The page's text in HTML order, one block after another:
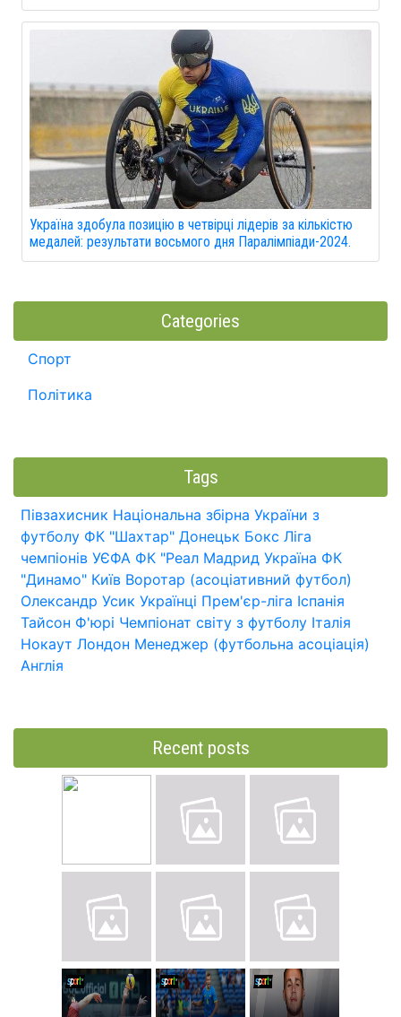
Україна здобула позицію в четвірці лідерів за кількістю
медалей: результати восьмого дня Паралімпіади-2024.
Categories
Спорт
Політика
Tags
Півзахисник Національна збірна України з
футболу ФК "Шахтар" Донецьк Бокс Ліга
чемпіонів УЄФА ФК "Реал Мадрид Україна ФК
"Динамо" Київ Воротар (асоціативний футбол)
Олександр Усик Українці Прем'єр-ліга Іспанія
Тайсон Ф'юрі Чемпіонат світу з футболу Італія
Нокаут Лондон Менеджер (футбольна асоціація)
Англія
Recent posts